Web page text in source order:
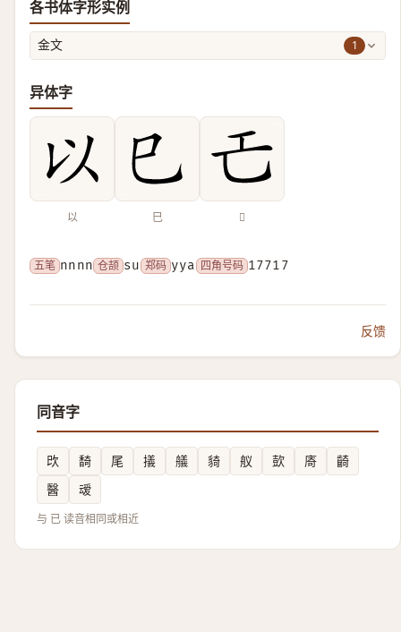
各书体字形实例
金文 1
异体字
以 巳 𢀒
五笔 nnnn 仓颉 su 郑码 yya 四角号码 17717
反馈
同音字
㰝 䭲 尾 㩘 艤 䝝 舣 㰻 㢊
齮
醫
叆
与 已 读音相同或相近